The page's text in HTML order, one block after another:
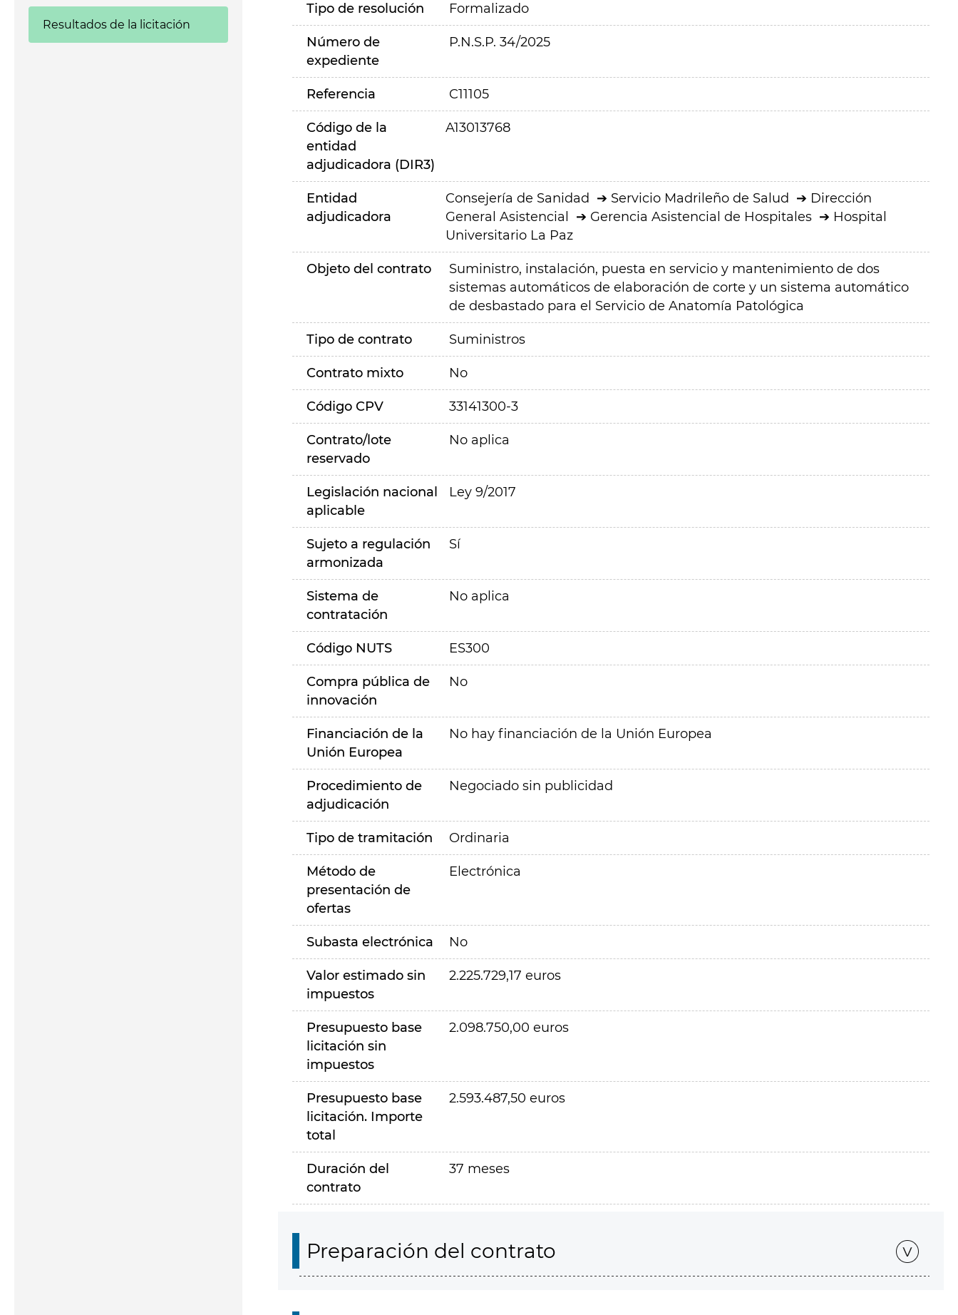
Resultados de la licitación
Tipo de resolución Formalizado
Número de
expediente
P.N.S.P. 34/2025
Referencia C11105
Código de la
entidad
adjudicadora (DIR3)
A13013768
Entidad
adjudicadora
Consejería de Sanidad Servicio Madrileño de Salud
Dirección
General Asistencial
Gerencia Asistencial de Hospitales
Hospital
Universitario La Paz
Objeto del contrato
Suministro, instalación, puesta en servicio y mantenimiento de dos
sistemas automáticos de elaboración de corte y un sistema automático
de desbastado para el Servicio de Anatomía Patológica
Tipo de contrato Suministros
Contrato mixto No
Código CPV 33141300-3
Contrato/lote
reservado
No aplica
Legislación nacional
aplicable
Ley 9/2017
Sujeto a regulación
armonizada
Sí
Sistema de
contratación
No aplica
Código NUTS ES300
Compra pública de
innovación
No
Financiación de la
Unión Europea
No hay financiación de la Unión Europea
Procedimiento de
adjudicación
Negociado sin publicidad
Tipo de tramitación Ordinaria
Método de
presentación de
ofertas
Electrónica
Subasta electrónica No
Valor estimado sin
impuestos
2.225.729,17 euros
Presupuesto base
licitación sin
impuestos
2.098.750,00 euros
Presupuesto base
licitación. Importe
total
2.593.487,50 euros
Duración del
contrato
37 meses
Preparación del contrato